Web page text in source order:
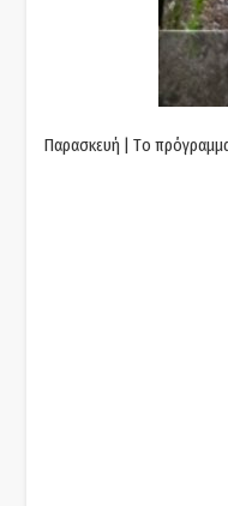
Παρασκευή | Tο